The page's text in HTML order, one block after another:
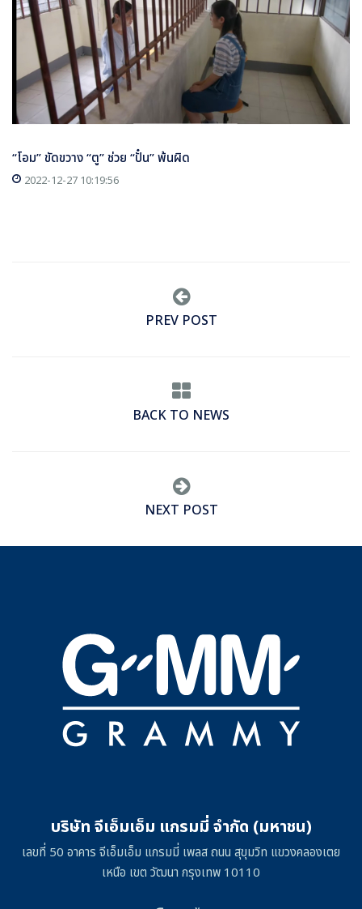
“โอม” ขัดขวาง “ตู” ช่วย “ปั๋น” พ้นผิด
2022-12-27 10:19:56
PREV POST
BACK TO NEWS
NEXT POST
บริษัท จีเอ็มเอ็ม แกรมมี่ จำกัด (มหาชน)
เลขที่ 50 อาคาร จีเอ็มเอ็ม แกรมมี่ เพลส ถนน สุขุมวิท แขวงคลองเตย
เหนือ เขต วัฒนา กรุงเทพ 10110